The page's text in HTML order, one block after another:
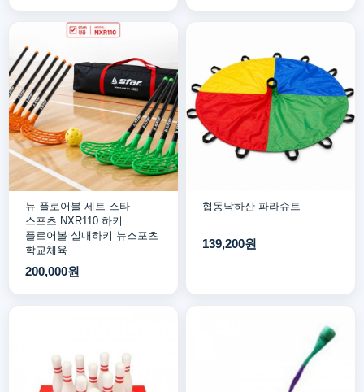
뉴 플로어볼 세트 스타
스포츠 NXR110 하키
플로어볼 실내하키 뉴스포츠
학교체육
200,000원
협동낙하산 파라슈트
139,200원